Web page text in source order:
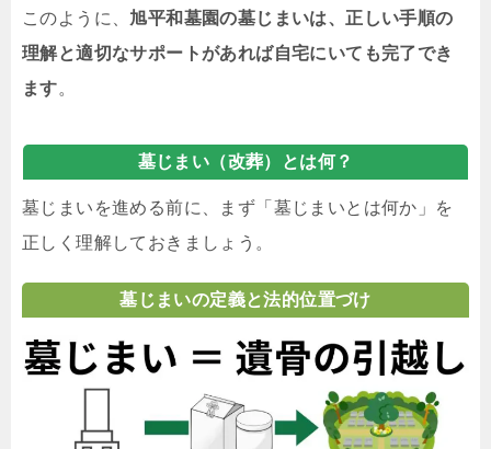
このように、 旭平和墓園の墓じまいは、正しい手順の
理解と適切なサポートがあれば自宅にいても完了でき
ます。
墓じまい（改葬）とは何？
墓じまいを進める前に、まず「墓じまいとは何か」を
正しく理解しておきましょう。
墓じまいの定義と法的位置づけ